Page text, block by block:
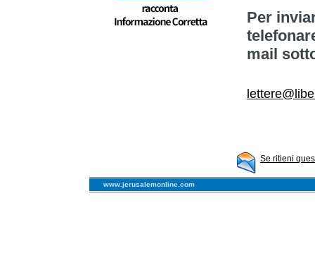
Per
mail
Se ritieni
www.jerusalemonline.com